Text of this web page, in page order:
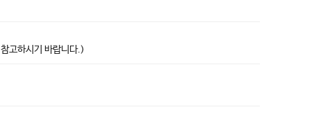
고하시기 바랍니다.)